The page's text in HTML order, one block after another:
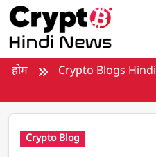
मुख्य सामग्री पर जाएँ
होम Crypto Blogs Hindi
Crypto Blog